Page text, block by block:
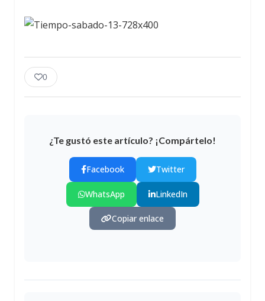
0
¿Te gustó este artículo? ¡Compártelo!
Facebook Twitter
WhatsApp LinkedIn
Copiar enlace